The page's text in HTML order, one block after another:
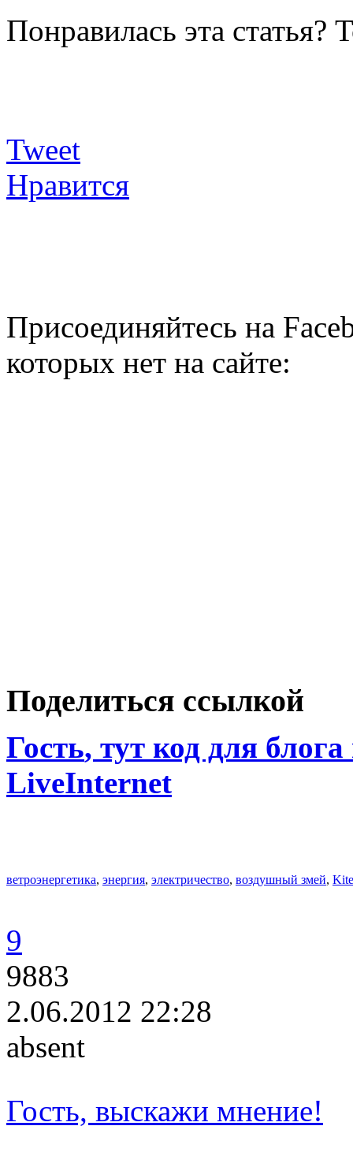
Понравилась эта статья?
Tweet
Нравится
Присоединяйтесь на
которых нет на сайте:
Поделиться ссылкой
Гость, тут код для
LiveInternet
ветроэнергетика, энергия, электричество, воздушный змей,
9
9883
2.06.2012 22:28
absent
Гость, выскажи мнение!